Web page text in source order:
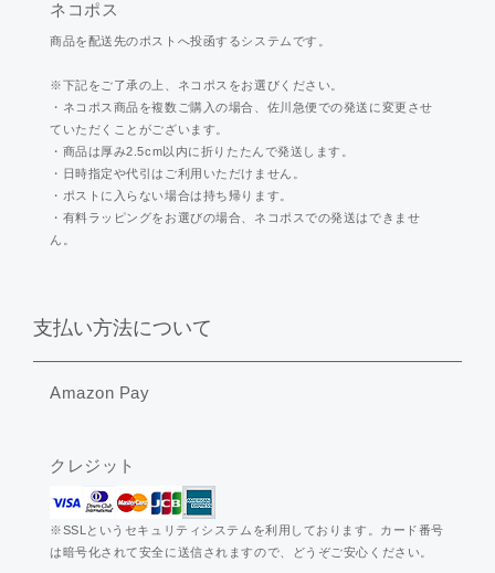
ネコポス
商品を配送先のポストへ投函するシステムです。
※下記をご了承の上、ネコポスをお選びください。
・ネコポス商品を複数ご購入の場合、佐川急便での発送に変更させ
ていただくことがございます。
・商品は厚み2.5cm以内に折りたたんで発送します。
・日時指定や代引はご利用いただけません。
・ポストに入らない場合は持ち帰ります。
・有料ラッピングをお選びの場合、ネコポスでの発送はできませ
ん。
支払い方法について
Amazon Pay
クレジット
※SSLというセキュリティシステムを利用しております。カード番号
は暗号化されて安全に送信されますので、どうぞご安心ください。